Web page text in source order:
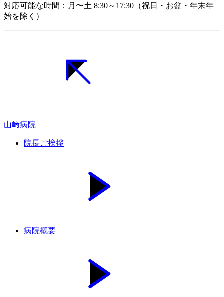
対応可能な時間：月〜土 8:30～17:30（祝日・お盆・年末年
始を除く）
山﨑病院
院長ご挨拶
病院概要